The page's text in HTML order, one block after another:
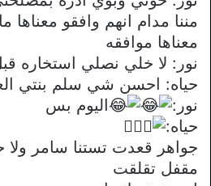
مننا مدام انهم وافقو
معناها موافقه
نور: لا خلي نصلي استخاره
حياه: احسن شي سلم بنتي
نور:
اليوم بس
حياه:
جواهر قعدت تستنا سامر
مقفل تقلقت